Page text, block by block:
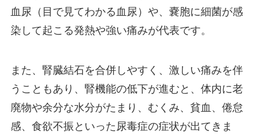
血尿（目で見てわかる血尿）や、嚢胞に細菌が感
染して起こる発熱や強い痛みが代表です。
また、腎臓結石を合併しやすく、激しい痛みを伴
うこともあり、腎機能の低下が進むと、体内に老
廃物や余分な水分がたまり、むくみ、貧血、倦怠
感、食欲不振といった尿毒症の症状が出てきま